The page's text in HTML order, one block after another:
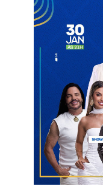
que tentam, de forma
resta para manter
“Estamos aqui se
‘aguinha’ e tentar
Itans desse jeito”,
às margens do açude.
Durante décadas, o
abastecimento de
reservatório, o
adutora Manoel
situação reforça a